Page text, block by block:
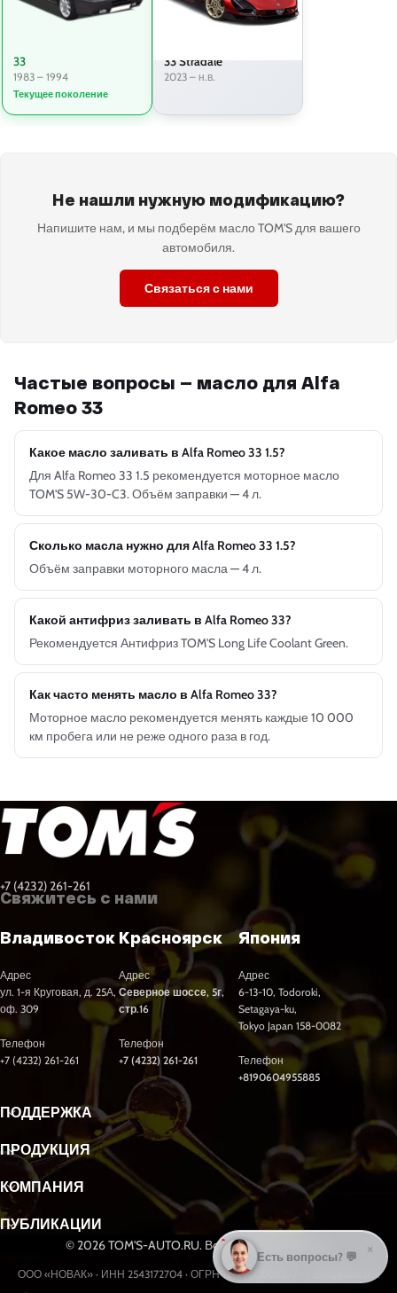
33
1983 – 1994
Текущее поколение
33 Stradale
2023 – н.в.
Не нашли нужную модификацию?
Напишите нам, и мы подберём масло TOM'S для вашего
автомобиля.
Связаться с нами
Частые вопросы — масло для Alfa
Romeo 33
Какое масло заливать в Alfa Romeo 33 1.5?
Для Alfa Romeo 33 1.5 рекомендуется моторное масло
TOM'S 5W-30-C3. Объём заправки — 4 л.
Сколько масла нужно для Alfa Romeo 33 1.5?
Объём заправки моторного масла — 4 л.
Какой антифриз заливать в Alfa Romeo 33?
Рекомендуется Антифриз TOM'S Long Life Coolant Green.
Как часто менять масло в Alfa Romeo 33?
Моторное масло рекомендуется менять каждые 10 000
км пробега или не реже одного раза в год.
+7 (4232) 261-261
Свяжитесь с нами
Владивосток
Адрес
ул. 1-я Круговая, д. 25А,
оф. 309
Телефон
+7 (4232) 261-261
Красноярск
Адрес
Северное шоссе, 5г,
стр.16
Телефон
+7 (4232) 261-261
Япония
Адрес
6-13-10, Todoroki,
Setagaya-ku,
Tokyo Japan 158-0082
Телефон
+8190604955885
ПОДДЕРЖКА
ПРОДУКЦИЯ
КОМПАНИЯ
ПУБЛИКАЦИИ
© 2026 TOM'S-AUTO.RU. Все права защищены.
ООО «НОВАК» · ИНН 2543172704 · ОГРН 1232500002877 · г. Владивосток
Подобрать масло? 🛢️ ×